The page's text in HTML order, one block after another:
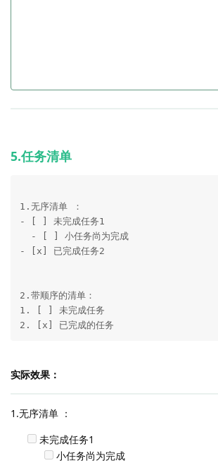
5.任务清单
1.无序清单 ：
- [ ] 未完成任务1
  - [ ] 小任务尚为完成
- [x] 已完成任务2
2.带顺序的清单：
1. [ ] 未完成任务
2. [x] 已完成的任务
实际效果：
1.无序清单 ：
未完成任务1
小任务尚为完成